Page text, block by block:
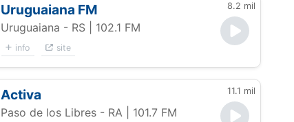
Uruguaiana FM 8.2 mil
Uruguaiana - RS | 102.1 FM
info site
Activa 11.1 mil
Paso de los Libres - RA | 101.7 FM